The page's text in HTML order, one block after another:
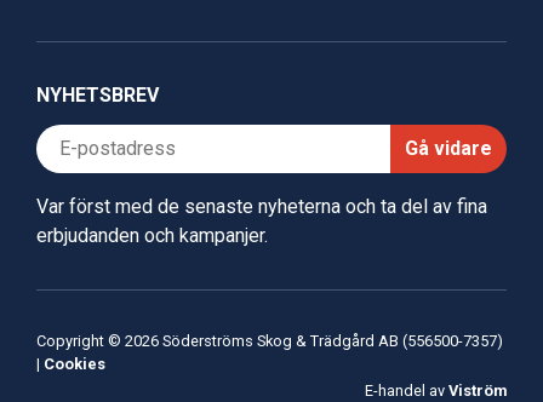
NYHETSBREV
Gå vidare
Var först med de senaste nyheterna och ta del av fina
erbjudanden och kampanjer.
Copyright © 2026 Söderströms Skog & Trädgård AB (556500-7357)
| Cookies
E-handel av Viström